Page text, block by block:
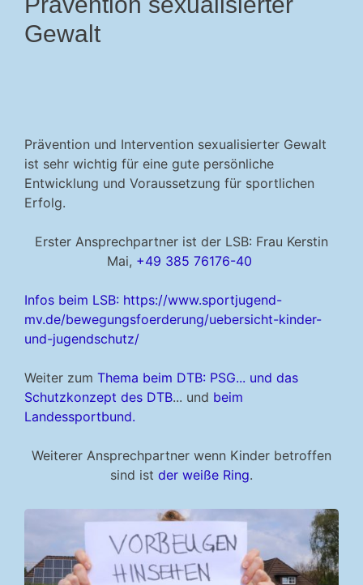
Gewalt
Prävention und Intervention sexualisierter Gewalt
ist sehr wichtig für eine gute persönliche
Entwicklung und Voraussetzung für sportlichen
Erfolg.
Erster Ansprechpartner ist der LSB: Frau Kerstin
Mai, +49 385 76176-40
Infos beim LSB: https://www.sportjugend-
mv.de/bewegungsfoerderung/uebersicht-kinder-
und-jugendschutz/
Weiter zum Thema beim DTB: PSG... und das
Schutzkonzept des DTB... und beim
Landessportbund.
Weiterer Ansprechpartner wenn Kinder betroffen
sind ist der weiße Ring.